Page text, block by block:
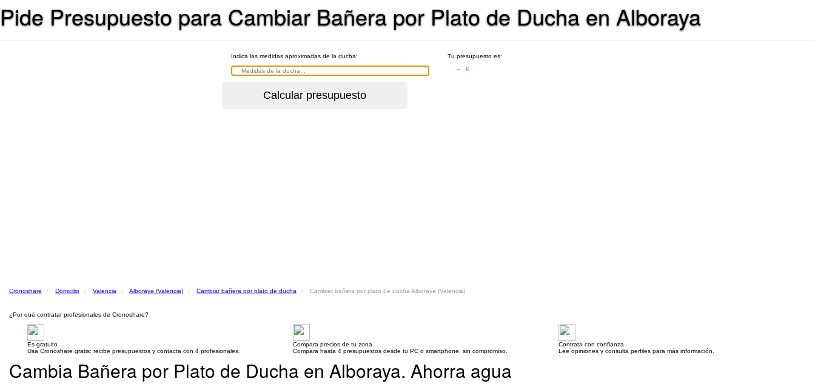
Pide Presupuesto para Cambiar Bañera por Plato de Ducha en Alboraya
Indica las medidas aproximadas de la ducha:
Tu presupuesto es:
– €
Cronoshare Domicilio Valencia Alboraya (Valencia) Cambiar bañera por plato de ducha Cambiar bañera por plato de ducha Alboraya (Valencia)
¿Por qué contratar profesionales de Cronoshare?
Es gratuito
Usa Cronoshare gratis: recibe presupuestos y contacta con 4 profesionales.
Compara precios de tu zona
Compara hasta 4 presupuestos desde tu PC o smartphone, sin compromiso.
Contrata con confianza
Lee opiniones y consulta perfiles para más información.
Cambia Bañera por Plato de Ducha en Alboraya. Ahorra agua